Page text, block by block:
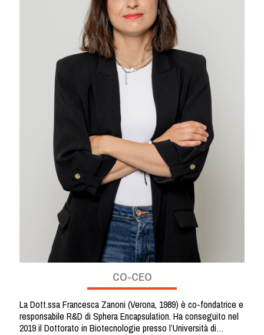
CO-CEO
La Dott.ssa Francesca Zanoni (Verona, 1989) è co-fondatrice e
responsabile R&D di Sphera Encapsulation. Ha conseguito nel
2019 il Dottorato in Biotecnologie presso l’Università di